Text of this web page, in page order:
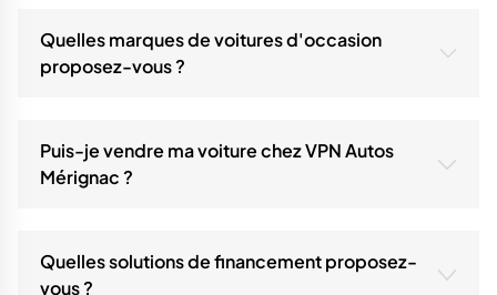
livrons votre voiture d'occasion ou 0 km partout en
France.
Quelles marques de voitures d'occasion
proposez-vous ?
stock couvre plus de 20 marques telles que Peugeot,
Citroën, Renault, Toyota, Dacia Audi etc.
Puis-je vendre ma voiture chez VPN Autos
Mérignac ?
grâce à notre service Rachat Express.
Quelles solutions de financement proposez-
vous ?